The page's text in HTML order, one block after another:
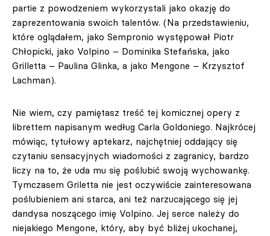
partie z powodzeniem wykorzystali jako okazję do
zaprezentowania swoich talentów. (Na przedstawieniu,
które oglądałem, jako Sempronio występował Piotr
Chłopicki, jako Volpino – Dominika Stefańska, jako
Grilletta – Paulina Glinka, a jako Mengone – Krzysztof
Lachman).
Nie wiem, czy pamiętasz treść tej komicznej opery z
librettem napisanym według Carla Goldoniego. Najkrócej
mówiąc, tytułowy aptekarz, najchętniej oddający się
czytaniu sensacyjnych wiadomości z zagranicy, bardzo
liczy na to, że uda mu się poślubić swoją wychowankę.
Tymczasem Griletta nie jest oczywiście zainteresowana
poślubieniem ani starca, ani też narzucającego się jej
dandysa noszącego imię Volpino. Jej serce należy do
niejakiego Mengone, który, aby być bliżej ukochanej,